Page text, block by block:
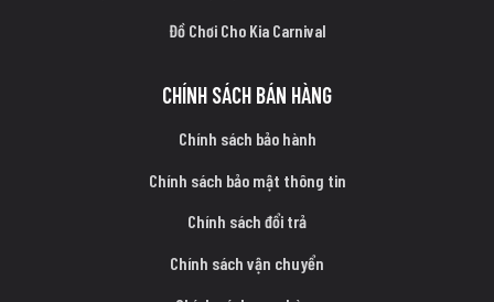
Đồ Chơi Cho Kia Carnival
CHÍNH SÁCH BÁN HÀNG
Chính sách bảo hành
Chính sách bảo mật thông tin
Chính sách đổi trả
Chính sách vận chuyển